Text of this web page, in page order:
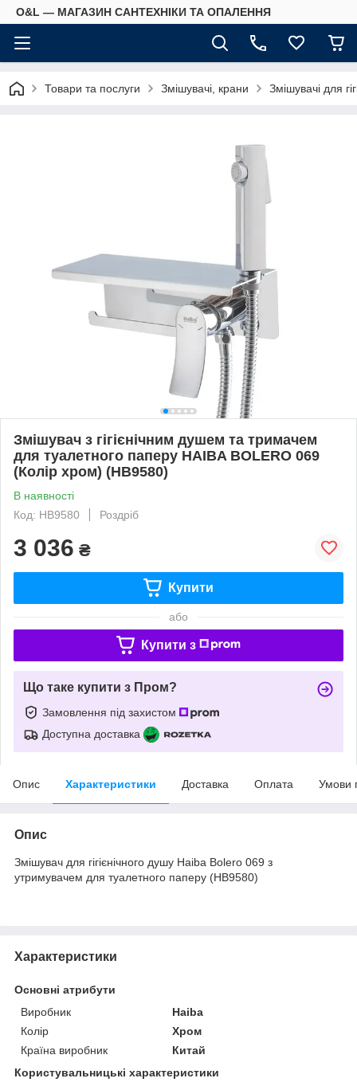
O&L — МАГАЗИН САНТЕХНІКИ ТА ОПАЛЕННЯ
Товари та послуги Змішувачі, крани Змішувачі для
Змішувач з гігієнічним душем та тримачем
для туалетного паперу HAIBA BOLERO 069
(Колір хром) (HB9580)
В наявності
Код: HB9580
Роздріб
3 036 ₴
Купити
або
Купити з
Що таке купити з Пром?
Замовлення під захистом
Доступна доставка
Опис Характеристики Доставка Оплата Умови
Опис
Змішувач для гігієнічного душу Haiba Bolero 069 з
утримувачем для туалетного паперу (HB9580)
Характеристики
Основні атрибути
Виробник
Haiba
Колір
Хром
Країна виробник
Китай
Користувальницькі характеристики